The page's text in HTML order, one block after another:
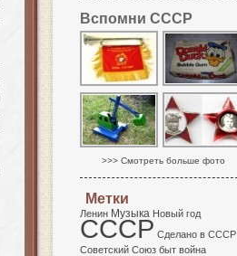
Вспомни СССР
>>> Смотреть больше фото
Метки
Ленин Музыка Новый год
СССР Сделано в СССР
Советский Союз быт война